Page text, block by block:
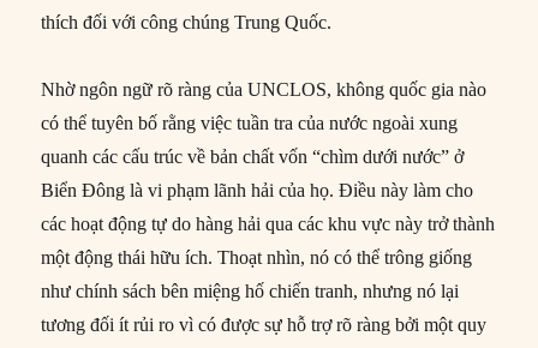
thích đối với công chúng Trung Quốc.
Nhờ ngôn ngữ rõ ràng của UNCLOS, không quốc gia nào
có thể tuyên bố rằng việc tuần tra của nước ngoài xung
quanh các cấu trúc về bản chất vốn “chìm dưới nước” ở
Biển Đông là vi phạm lãnh hải của họ. Điều này làm cho
các hoạt động tự do hàng hải qua các khu vực này trở thành
một động thái hữu ích. Thoạt nhìn, nó có thể trông giống
như chính sách bên miệng hố chiến tranh, nhưng nó lại
tương đối ít rủi ro vì có được sự hỗ trợ rõ ràng bởi một quy